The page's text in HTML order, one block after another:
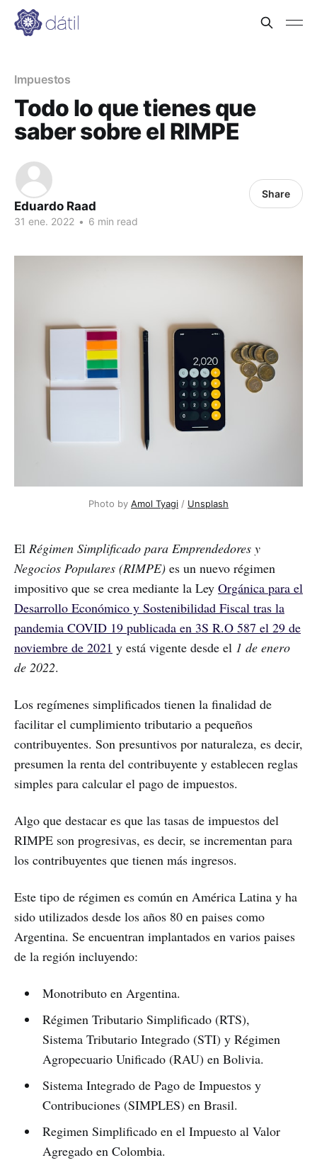
Impuestos
Todo lo que tienes que
saber sobre el RIMPE
Eduardo Raad
31 ene. 2022 • 6 min read
Share
Photo by Amol Tyagi / Unsplash
El Régimen Simplificado para Emprendedores y
Negocios Populares (RIMPE) es un nuevo régimen
impositivo que se crea mediante la Ley Orgánica para el
Desarrollo Económico y Sostenibilidad Fiscal tras la
pandemia COVID 19 publicada en 3S R.O 587 el 29 de
noviembre de 2021 y está vigente desde el 1 de enero
de 2022.
Los regímenes simplificados tienen la finalidad de
facilitar el cumplimiento tributario a pequeños
contribuyentes. Son presuntivos por naturaleza, es decir,
presumen la renta del contribuyente y establecen reglas
simples para calcular el pago de impuestos.
Algo que destacar es que las tasas de impuestos del
RIMPE son progresivas, es decir, se incrementan para
los contribuyentes que tienen más ingresos.
Este tipo de régimen es común en América Latina y ha
sido utilizados desde los años 80 en paises como
Argentina. Se encuentran implantados en varios paises
de la región incluyendo:
Monotributo en Argentina.
Régimen Tributario Simplificado (RTS),
Sistema Tributario Integrado (STI) y Régimen
Agropecuario Unificado (RAU) en Bolivia.
Sistema Integrado de Pago de Impuestos y
Contribuciones (SIMPLES) en Brasil.
Regimen Simplificado en el Impuesto al Valor
Agregado en Colombia.